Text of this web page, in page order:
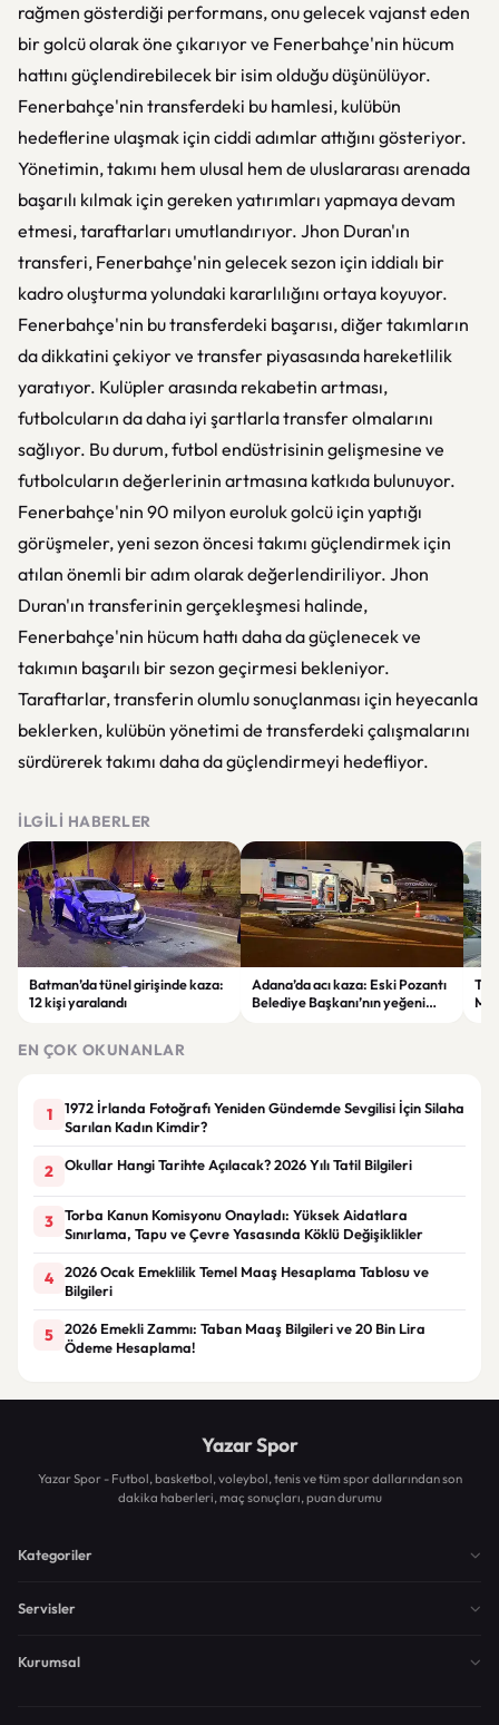
rağmen gösterdiği performans, onu gelecek vajanst eden
bir golcü olarak öne çıkarıyor ve Fenerbahçe'nin hücum
hattını güçlendirebilecek bir isim olduğu düşünülüyor.
Fenerbahçe'nin transferdeki bu hamlesi, kulübün
hedeflerine ulaşmak için ciddi adımlar attığını gösteriyor.
Yönetimin, takımı hem ulusal hem de uluslararası arenada
başarılı kılmak için gereken yatırımları yapmaya devam
etmesi, taraftarları umutlandırıyor. Jhon Duran'ın
transferi, Fenerbahçe'nin gelecek sezon için iddialı bir
kadro oluşturma yolundaki kararlılığını ortaya koyuyor.
Fenerbahçe'nin bu transferdeki başarısı, diğer takımların
da dikkatini çekiyor ve transfer piyasasında hareketlilik
yaratıyor. Kulüpler arasında rekabetin artması,
futbolcuların da daha iyi şartlarla transfer olmalarını
sağlıyor. Bu durum, futbol endüstrisinin gelişmesine ve
futbolcuların değerlerinin artmasına katkıda bulunuyor.
Fenerbahçe'nin 90 milyon euroluk golcü için yaptığı
görüşmeler, yeni sezon öncesi takımı güçlendirmek için
atılan önemli bir adım olarak değerlendiriliyor. Jhon
Duran'ın transferinin gerçekleşmesi halinde,
Fenerbahçe'nin hücum hattı daha da güçlenecek ve
takımın başarılı bir sezon geçirmesi bekleniyor.
Taraftarlar, transferin olumlu sonuçlanması için heyecanla
beklerken, kulübün yönetimi de transferdeki çalışmalarını
sürdürerek takımı daha da güçlendirmeyi hedefliyor.
İLGILI HABERLER
Batman’da tünel girişinde kaza:
12 kişi yaralandı
Adana’da acı kaza: Eski Pozantı
Belediye Başkanı’nın yeğeni
EN ÇOK OKUNANLAR
1
1972 İrlanda Fotoğrafı Yeniden Gündemde Sevgilisi İçin Silaha
Sarılan Kadın Kimdir?
2 Okullar Hangi Tarihte Açılacak? 2026 Yılı Tatil Bilgileri
3
Torba Kanun Komisyonu Onayladı: Yüksek Aidatlara
Sınırlama, Tapu ve Çevre Yasasında Köklü Değişiklikler
4
2026 Ocak Emeklilik Temel Maaş Hesaplama Tablosu ve
Bilgileri
5
2026 Emekli Zammı: Taban Maaş Bilgileri ve 20 Bin Lira
Ödeme Hesaplama!
Yazar Spor
Yazar Spor - Futbol, basketbol, voleybol, tenis ve tüm spor dallarından son
dakika haberleri, maç sonuçları, puan durumu
Kategoriler
Servisler
Kurumsal